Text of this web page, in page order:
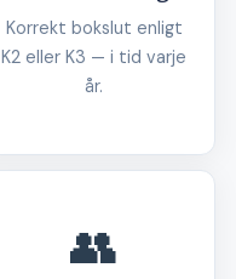
Korrekt bokslut enligt
K2 eller K3 — i tid varje
år.
👥